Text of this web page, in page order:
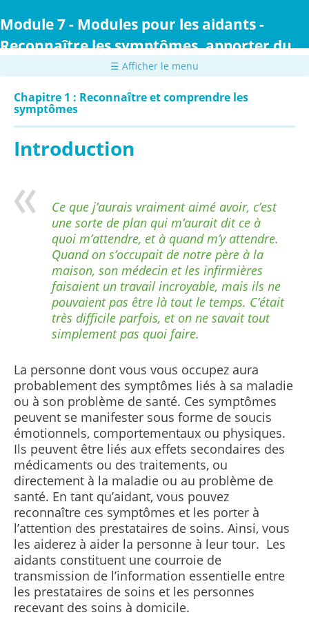
au
principal
Module 7 - Modules pour les aidants -
Reconnaître les symptômes, apporter du
confort et prodiguer des soins
☰ Afficher le menu
Chapitre 1 : Reconnaître et comprendre les
symptômes
Introduction
Ce que j’aurais vraiment aimé avoir, c’est
une sorte de plan qui m’aurait dit ce à
quoi m’attendre, et à quand m’y attendre.
Quand on s’occupait de notre père à la
maison, son médecin et les infirmières
faisaient un travail incroyable, mais ils ne
pouvaient pas être là tout le temps. C’était
très difficile parfois, et on ne savait tout
simplement pas quoi faire.
La personne dont vous vous occupez aura
probablement des symptômes liés à sa maladie
ou à son problème de santé. Ces symptômes
peuvent se manifester sous forme de soucis
émotionnels, comportementaux ou physiques.
Ils peuvent être liés aux effets secondaires des
médicaments ou des traitements, ou
directement à la maladie ou au problème de
santé. En tant qu’aidant, vous pouvez
reconnaître ces symptômes et les porter à
l’attention des prestataires de soins. Ainsi, vous
les aiderez à aider la personne à leur tour. Les
aidants constituent une courroie de
transmission de l’information essentielle entre
les prestataires de soins et les personnes
recevant des soins à domicile.